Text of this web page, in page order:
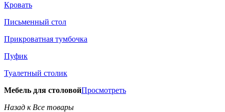
Кровать
Письменный стол
Прикроватная тумбочка
Пуфик
Туалетный столик
Мебель для столовойПросмотреть
Назад к Все товары